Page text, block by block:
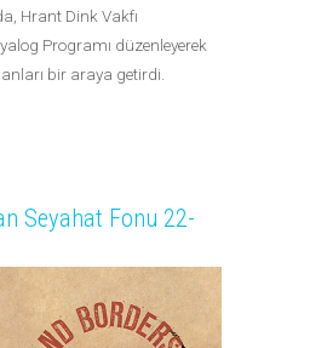
Hrant Dink Vakfı
Programı düzenleyerek
bir araya getirdi.
Seyahat Fonu 22-